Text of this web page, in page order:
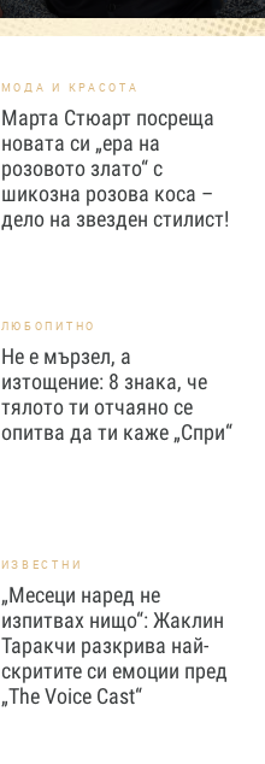
МОДА И КРАСОТА
Марта Стюарт посреща
новата си „ера на
розовото злато“ с
шикозна розова коса –
дело на звезден стилист!
ЛЮБОПИТНО
Не е мързел, а
изтощение: 8 знака, че
тялото ти отчаяно се
опитва да ти каже „Спри“
ИЗВЕСТНИ
„Месеци наред не
изпитвах нищо“: Жаклин
Таракчи разкрива най-
скритите си емоции пред
„The Voice Cast“